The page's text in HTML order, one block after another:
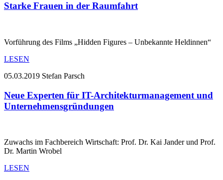
Starke Frauen in der Raumfahrt
Vorführung des Films „Hidden Figures – Unbekannte Heldinnen“
LESEN
05.03.2019 Stefan Parsch
Neue Experten für IT-Architekturmanagement und
Unternehmensgründungen
Zuwachs im Fachbereich Wirtschaft: Prof. Dr. Kai Jander und Prof.
Dr. Martin Wrobel
LESEN